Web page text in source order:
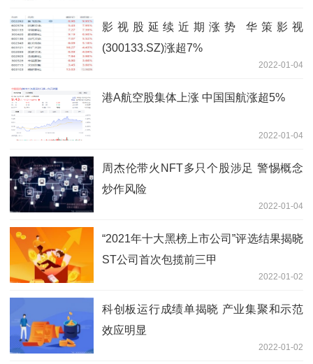
影视股延续近期涨势 华策影视
(300133.SZ)涨超7%
2022-01-04
港A航空股集体上涨 中国国航涨超5%
2022-01-04
周杰伦带火NFT多只个股涉足 警惕概念
炒作风险
2022-01-04
“2021年十大黑榜上市公司”评选结果揭晓
ST公司首次包揽前三甲
2022-01-02
科创板运行成绩单揭晓 产业集聚和示范
效应明显
2022-01-02